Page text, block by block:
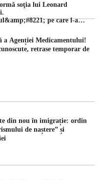
soţia lui Leonard
pe care l-a
a Agenției Medicamentului!
retrase temporar de
din nou în imigrație: ordin
de naștere” și